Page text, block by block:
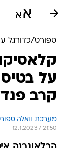
ספורט/כדורגל
על
קרב
מערכת וואלה
12.1.2023 / 21:50